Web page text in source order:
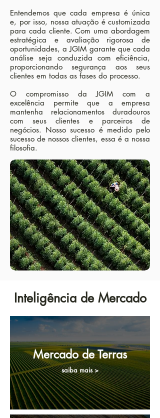
Entendemos que cada empresa é única
e, por isso, nossa atuação é customizada
para cada cliente. Com uma abordagem
estratégica e avaliação rigorosa de
oportunidades, a JGIM garante que cada
análise seja conduzida com eficiência,
proporcionando segurança aos seus
clientes em todas as fases do processo.
O compromisso da JGIM com a
excelência permite que a empresa
mantenha relacionamentos duradouros
com seus clientes e parceiros de
negócios. Nosso sucesso é medido pelo
sucesso de nossos clientes, essa é a nossa
filosofia.
Inteligência de Mercado
Mercado de Terras
saiba mais >